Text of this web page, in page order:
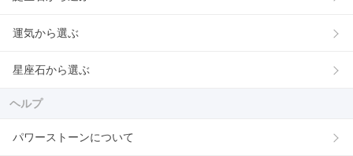
運気から選ぶ
星座石から選ぶ
ヘルプ
パワーストーンについて